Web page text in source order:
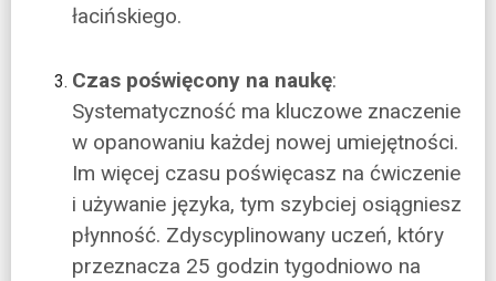
łacińskiego.
Czas poświęcony na naukę:
Systematyczność ma kluczowe znaczenie
w opanowaniu każdej nowej umiejętności.
Im więcej czasu poświęcasz na ćwiczenie
i używanie języka, tym szybciej osiągniesz
płynność. Zdyscyplinowany uczeń, który
przeznacza 25 godzin tygodniowo na